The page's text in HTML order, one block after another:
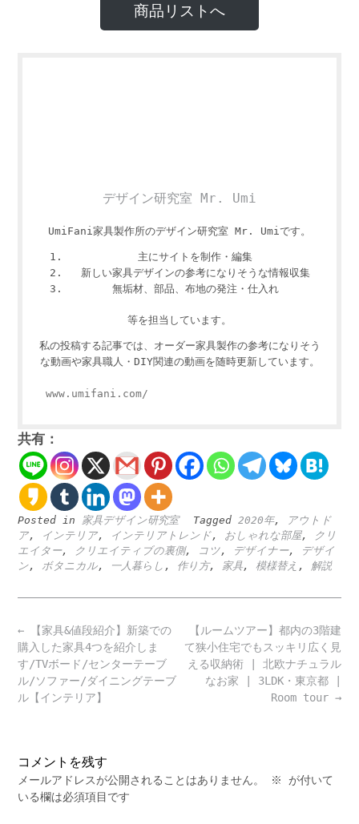
商品リストへ
デザイン研究室 Mr. Umi
UmiFani家具製作所のデザイン研究室 Mr. Umiです。
主にサイトを制作・編集
新しい家具デザインの参考になりそうな情報収集
無垢材、部品、布地の発注・仕入れ
等を担当しています。
私の投稿する記事では、オーダー家具製作の参考になりそう
な動画や家具職人・DIY関連の動画を随時更新しています。
www.umifani.com/
共有：
Posted in 家具デザイン研究室 Tagged 2020年,
アウトド
ア, インテリア, インテリアトレンド, おしゃれな部屋,
クリ
エイター, クリエイティブの裏側, コツ, デザイナー,
デザイ
ン, ボタニカル, 一人暮らし , 作り方, 家具, 模様替え , 解説
Post
navigation
【ルームツアー】都内の3階建
て狭小住宅でもスッキリ広く見
える収納術 | 北欧ナチュラル
なお家 | 3LDK・東京都 |
Room tour →
← 【家具&値段紹介】新築での
購入した家具4つを紹介しま
す/TVボード/センターテーブ
ル/ソファー/ダイニングテーブ
ル【インテリア】
コメントを残す
メールアドレスが公開されることはありません。 ※
が付いて
いる欄は必須項目です